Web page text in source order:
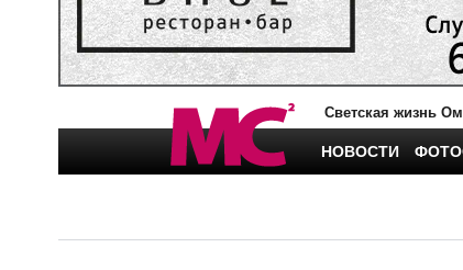
Светская жизнь
НОВОСТИ